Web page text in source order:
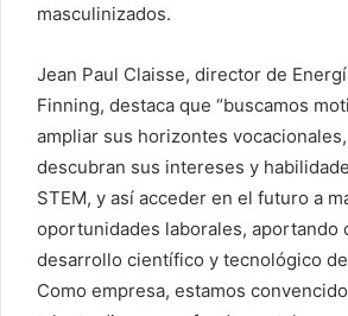
masculinizados.
Jean Paul Claisse, director de
Finning, destaca que “buscamos
ampliar sus horizontes
descubran sus intereses y
STEM, y así acceder en el futuro a
oportunidades laborales, aportando
desarrollo científico y tecnológico
Como empresa, estamos